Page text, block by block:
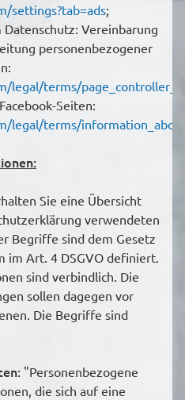
settings?tab=ads;
Vereinbarung
personenbezogener
legal/terms/
Seiten:
legal/terms/
Sie eine Übersicht
verwendeten
Begriffe sind dem Gesetz
im Art. 4 DSGVO definiert.
sind verbindlich. Die
sollen dagegen vor
Die Begriffe sind
"Personenbezogene
die sich auf eine